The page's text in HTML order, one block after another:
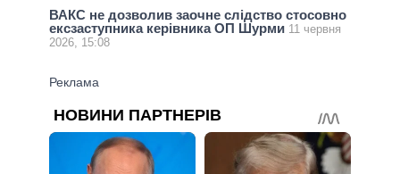
ВАКС не дозволив заочне слідство стосовно
ексзаступника керівника ОП Шурми 11 червня
2026, 15:08